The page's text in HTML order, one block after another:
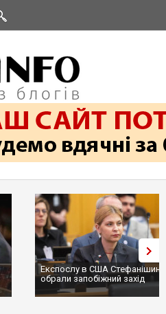
Експослу в США
обрали запобіжний захід